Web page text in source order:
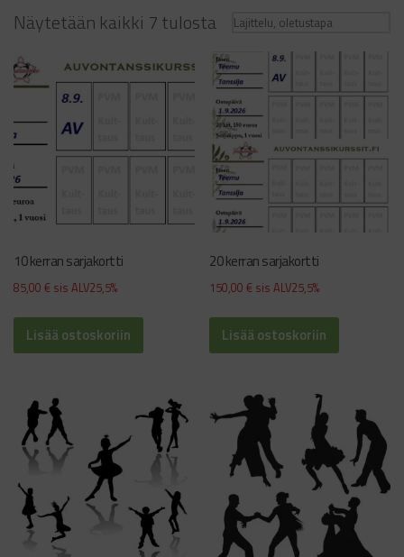
Näytetään kaikki 7 tulosta
10 kerran sarjakortti
85,00 € sis ALV25,5%
Lisää ostoskoriin
20 kerran sarjakortti
150,00€ sis ALV25,5%
Lisää ostoskoriin